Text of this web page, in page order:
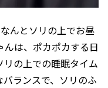
んとソリの上でお昼
は、ポカポカする日
の上での睡眠タイム
ランスで、ソリのふ